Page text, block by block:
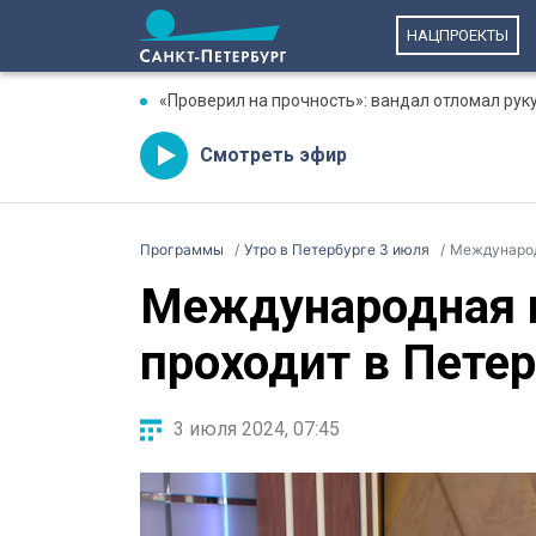
НАЦПРОЕКТЫ
«Проверил на прочность»: вандал отломал
Смотреть эфир
Программы Утро в Петербурге 3 июля
Международная
проходит в
3 июля 2024, 07:45